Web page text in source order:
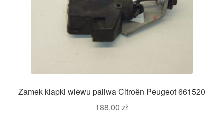
Zamek klapki wlewu paliwa Citroën Peugeot 661520
188,00 zł